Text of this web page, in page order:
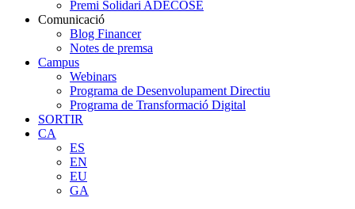
Premi Solidari ADECOSE
Comunicació
Blog Financer
Notes de premsa
Campus
Webinars
Programa de Desenvolupament Directiu
Programa de Transformació Digital
SORTIR
CA
ES
EN
EU
GA